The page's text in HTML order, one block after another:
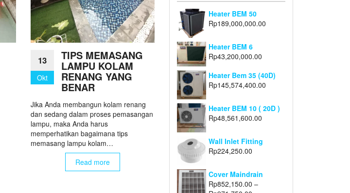
13
Okt
TIPS MEMASANG
LAMPU KOLAM
RENANG YANG
BENAR
Jika Anda membangun kolam renang
dan sedang dalam proses pemasangan
lampu, maka Anda harus
memperhatikan bagaimana tips
memasang lampu kolam…
Read more
Heater BEM 50
Rp189,000,000.00
Heater BEM 6
Rp43,200,000.00
Heater Bem 35 (40D)
Rp145,574,400.00
Heater BEM 10 ( 20D )
Rp48,561,600.00
Wall Inlet Fitting
Rp224,250.00
Cover Maindrain
Rp852,150.00 –